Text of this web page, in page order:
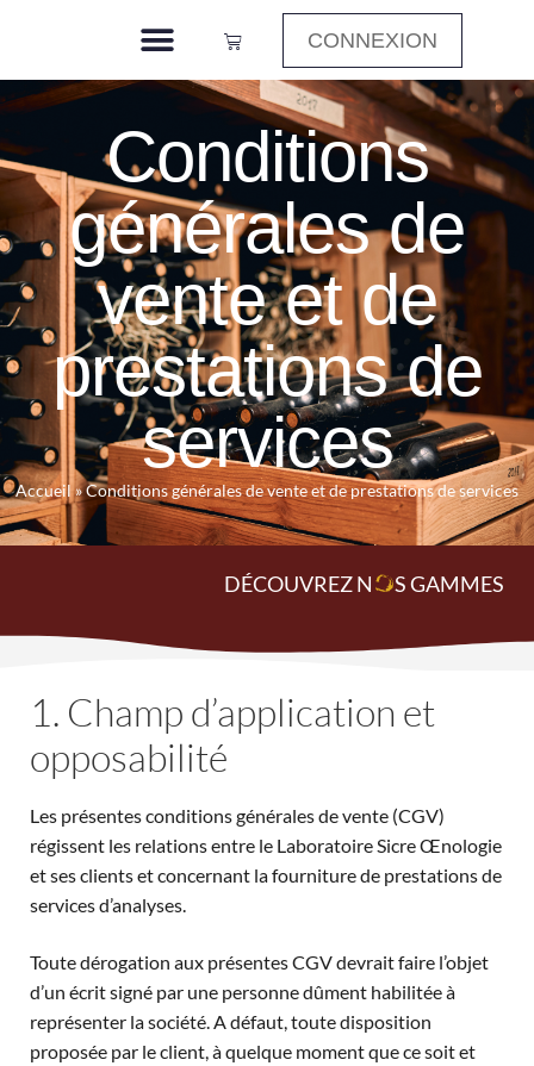
CONNEXION
Conditions
générales de
vente et de
prestations de
services
Accueil»Conditions générales de vente et de prestations de services
DÉCOUVREZ NOS GAMMES
1. Champ d’application et
opposabilité
Les présentes conditions générales de vente (CGV)
régissent les relations entre le Laboratoire Sicre Œnologie
et ses clients et concernant la fourniture de prestations de
services d’analyses.
Toute dérogation aux présentes CGV devrait faire l’objet
d’un écrit signé par une personne dûment habilitée à
représenter la société. A défaut, toute disposition
proposée par le client, à quelque moment que ce soit et